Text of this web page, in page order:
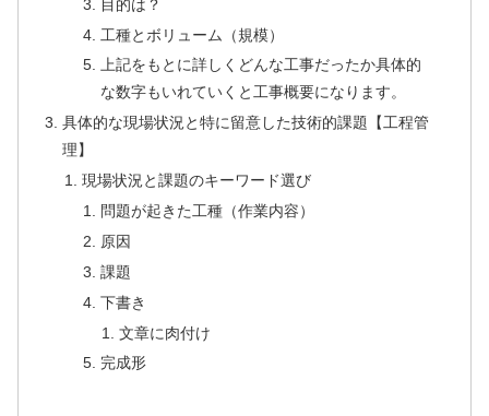
目的は？
工種とボリューム（規模）
上記をもとに詳しくどんな工事だったか具体的
な数字もいれていくと工事概要になります。
具体的な現場状況と特に留意した技術的課題【工程管
理】
現場状況と課題のキーワード選び
問題が起きた工種（作業内容）
原因
課題
下書き
文章に肉付け
完成形